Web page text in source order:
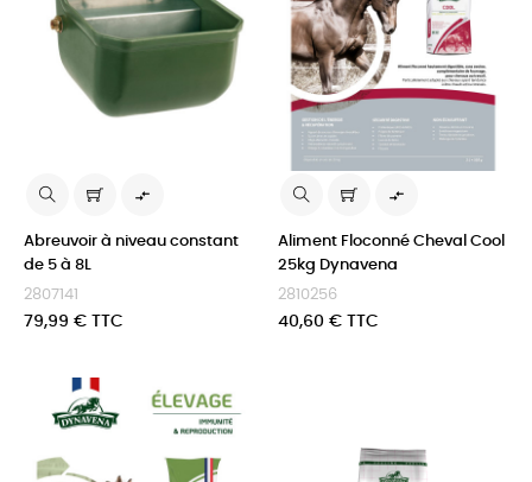

Abreuvoir à niveau constant
de 5 à 8L
2807141
Prix
79,99 € TTC

Aliment Floconné Cheval Cool
25kg Dynavena
2810256
Prix
40,60 € TTC